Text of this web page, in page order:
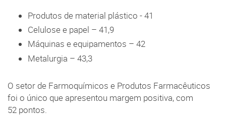
Produtos de material plástico - 41
Celulose e papel – 41,9
Máquinas e equipamentos – 42
Metalurgia – 43,3
O setor de Farmoquímicos e Produtos Farmacêuticos
foi o único que apresentou margem positiva, com
52 pontos.